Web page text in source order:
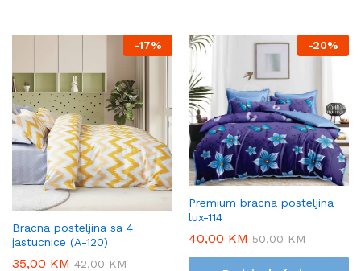
-17%
Bracna posteljina sa 4
jastucnice (A-120)
35,00 KM 42,00KM
-20%
Premium bracna posteljina
lux-114
40,00 KM 50,00KM